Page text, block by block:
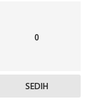
0
SEDIH